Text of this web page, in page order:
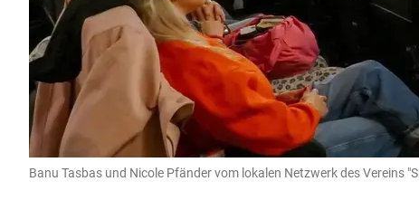
Banu Tasbas und Nicole Pfänder vom lokalen Netzwerk des Vereins